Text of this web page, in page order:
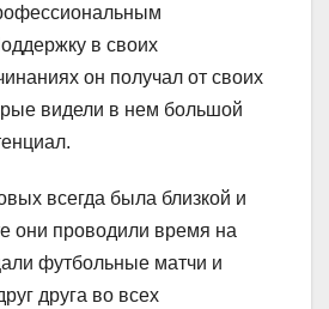
в своих
он получал от своих
видели в нем большой
всегда была близкой и
они проводили время на
футбольные матчи и
друга во всех